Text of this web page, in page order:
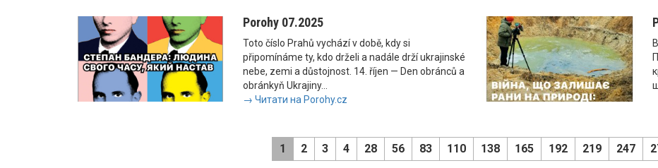
Porohy 07.2025
Toto číslo Prahů vychází v době, kdy si
připomínáme ty, kdo drželi a nadále drží ukrajinské
nebe, zemi a důstojnost. 14. říjen — Den obránců a
obránkyň Ukrajiny...
→ Читати на Porohy.cz
1 2 3 4 28 56 83 110 138 165 192 219 247